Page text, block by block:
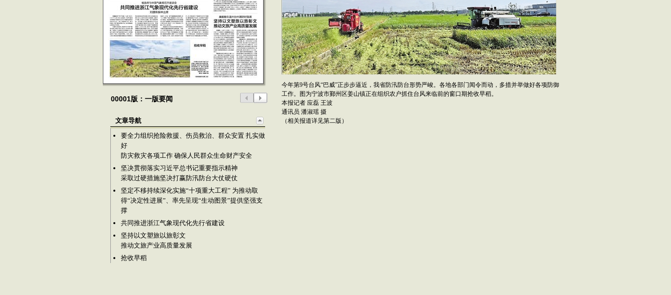
00001版：一版要闻
文章导航
要全力组织抢险救援、伤员救治、群众安置 扎实做
好
防灾救灾各项工作 确保人民群众生命财产安全
坚决贯彻落实习近平总书记重要指示精神
采取过硬措施坚决打赢防汛防台大仗硬仗
坚定不移持续深化实施“十项重大工程” 为推动取
得“决定性进展”、率先呈现“生动图景”提供坚强支
撑
共同推进浙江气象现代化先行省建设
坚持以文塑旅以旅彰文
推动文旅产业高质量发展
抢收早稻
今年第9号台风“巴威”正步步逼近，我省防汛防台形势严峻。各地各部门闻令而动，多措并举做好各项防御
工作。图为宁波市鄞州区姜山镇正在组织农户抓住台风来临前的窗口期抢收早稻。
本报记者 应磊 王波
通讯员 潘淑瑶 摄
（相关报道详见第二版）